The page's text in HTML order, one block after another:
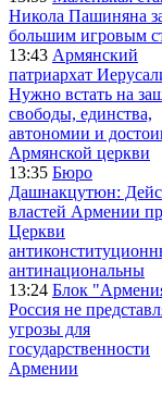
Никола Пашиняна
большим игровым
13:43 Армянский
патриархат
Нужно встать на
свободы, единства,
автономии и
Армянской церкви
13:35 Бюро
Дашнакцутюн:
властей Армении
Церкви
антинациональны
13:24 Блок
Россия не
угрозы для
государственности
Армении